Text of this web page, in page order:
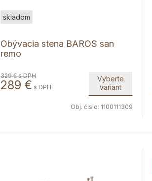
Obývacia stena BAROS san
remo
skladom
329 €s DPH
289 € s DPH
Vyberte
variant
Obj. čislo: 1100111309